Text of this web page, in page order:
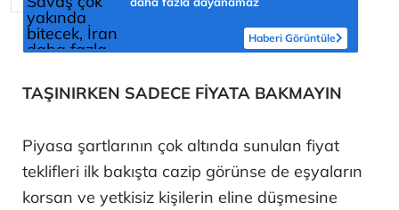
Haberi Görüntüle
TAŞINIRKEN SADECE FİYATA BAKMAYIN
Piyasa şartlarının çok altında sunulan fiyat
teklifleri ilk bakışta cazip görünse de eşyaların
korsan ve yetkisiz kişilerin eline düşmesine